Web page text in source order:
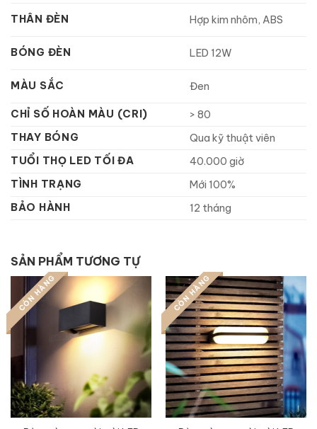
THÂN ĐÈN Hợp kim nhôm, ABS
BÓNG ĐÈN LED 12W
MÀU SẮC Đen
CHỈ SỐ HOÀN MÀU (CRI)
> 80
THAY BÓNG
Qua kỹ thuật viên
TUỔI THỌ LED TỐI ĐA
40.000 giờ
TÌNH TRẠNG
Mới 100%
BẢO HÀNH
12 tháng
SẢN PHẨM TƯƠNG TỰ
CÒN HÀNG CÒN HÀNG